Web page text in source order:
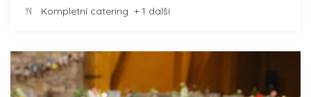
Kompletní catering + 1 další